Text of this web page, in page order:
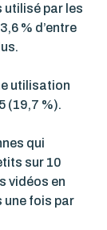
utilisé par les
% d’entre
utilisation
(19,7 %).
qui
sur 10
vidéos en
une fois par